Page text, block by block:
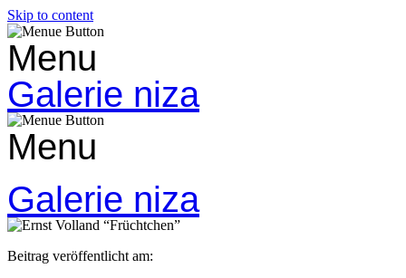
Skip to content
Menu
Galerie niza
Menu
Galerie niza
Beitrag veröffentlicht am: